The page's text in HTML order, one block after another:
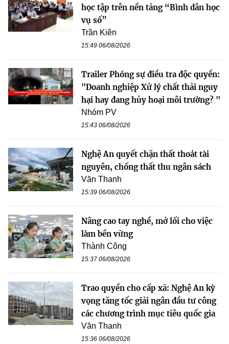
học tập trên nền tảng “Bình dân học
vụ số”
Trần Kiên
15:49 06/08/2026
Trailer Phóng sự điều tra độc quyền:
"Doanh nghiệp Xử lý chất thải nguy
hại hay đang hủy hoại môi trường? "
Nhóm PV
15:43 06/08/2026
Nghệ An quyết chặn thất thoát tài
nguyên, chống thất thu ngân sách
Văn Thanh
15:39 06/08/2026
Nâng cao tay nghề, mở lối cho việc
làm bền vững
Thành Công
15:37 06/08/2026
Trao quyền cho cấp xã: Nghệ An kỳ
vọng tăng tốc giải ngân đầu tư công
các chương trình mục tiêu quốc gia
Văn Thanh
15:36 06/08/2026